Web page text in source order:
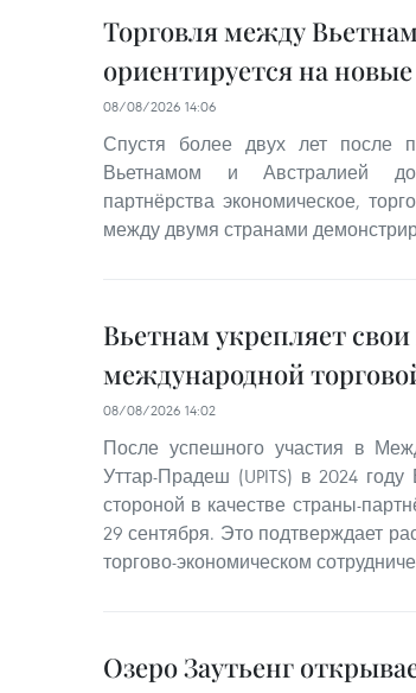
Торговля между
ориентируется на
08/08/2026 14:06
Спустя более двух лет после
Вьетнамом и Австралией до
партнёрства экономическое,
между двумя странами
Вьетнам укрепляет
международной
08/08/2026 14:02
После успешного участия в
Уттар-Прадеш (UPITS) в 2024
стороной в качестве страны-
29 сентября. Это подтверждает
торгово-экономическом
Озеро Заутьенг